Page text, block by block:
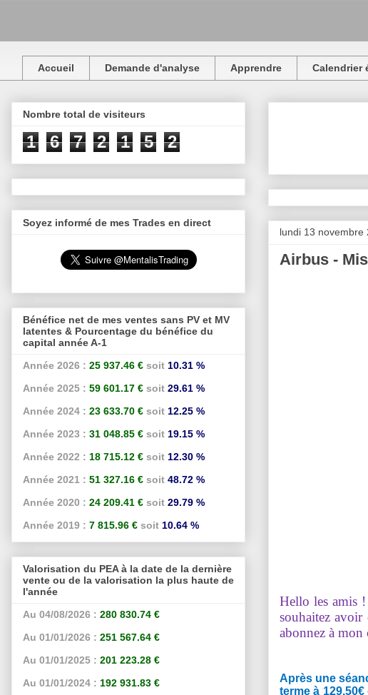
Accueil Demande d'analyse Apprendre Calendrier
lundi 13 novembre
Airbus -
Hello les amis
souhaitez avoir
abonnez à mon
Après une
terme à
Nombre total de visiteurs
1 6 7 2 1 5 2
Soyez informé de mes Trades en direct
Bénéfice net de mes ventes sans PV et MV
latentes & Pourcentage du bénéfice du
capital année A-1
Année 2026 : 25 937.46 € soit 10.31 %
Année 2025 : 59 601.17 € soit 29.61 %
Année 2024 : 23 633.70 € soit 12.25 %
Année 2023 : 31 048.85 € soit 19.15 %
Année 2022 : 18 715.12 € soit 12.30 %
Année 2021 : 51 327.16 € soit 48.72 %
Année 2020 : 24 209.41 € soit 29.79 %
Année 2019 : 7 815.96 € soit 10.64 %
Valorisation du PEA à la date de la dernière
vente ou de la valorisation la plus haute de
l'année
Au 04/08/2026 : 280 830.74 €
Au 01/01/2026 : 251 567.64 €
Au 01/01/2025 : 201 223.28 €
Au 01/01/2024 : 192 931.83 €